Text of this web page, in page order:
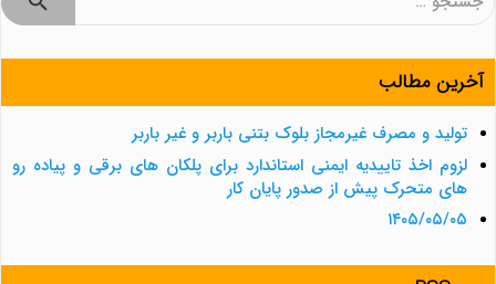
آخرین مطالب
تولید و مصرف غیرمجاز بلوک بتنی باربر و غیر باربر
لزوم اخذ تاییدیه ایمنی استاندارد برای پلکان های برقی و پیاده رو
های متحرک پیش از صدور پایان کار
۱۴۰۵/۰۵/۰۵